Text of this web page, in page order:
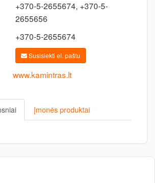
+370-5-2655674, +370-5-
2655656
+370-5-2655674
Susisiekti el. paštu
www.kamintras.lt
Įmonės produktai